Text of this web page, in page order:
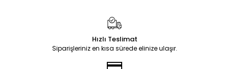
Hızlı Teslimat
Siparişleriniz en kısa sürede elinize ulaşır.